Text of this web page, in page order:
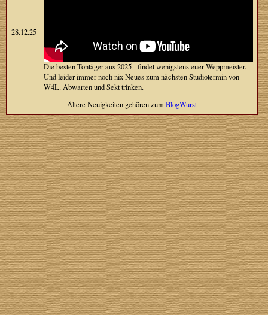
28.12.25
Die besten Tontäger aus 2025 - findet wenigstens euer Weppmeister.
Und leider immer noch nix Neues zum nächsten Studiotermin von
W4L. Abwarten und Sekt trinken.
Ältere Neuigkeiten gehören zumBlogWurst